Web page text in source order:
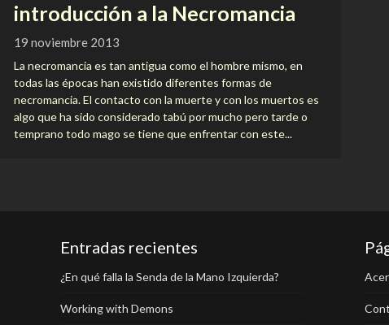
introducción a la Necromancia
19 noviembre 2013
La necromancia es tan antigua como el hombre mismo, en
todas las épocas han existido diferentes formas de
necromancia. El contacto con la muerte y con los muertos es
algo que ha sido considerado tabú por mucho pero tarde o
temprano todo mago se tiene que enfrentar con este...
Entradas recientes
¿En qué falla la Senda de la Mano Izquierda?
Working with Demons